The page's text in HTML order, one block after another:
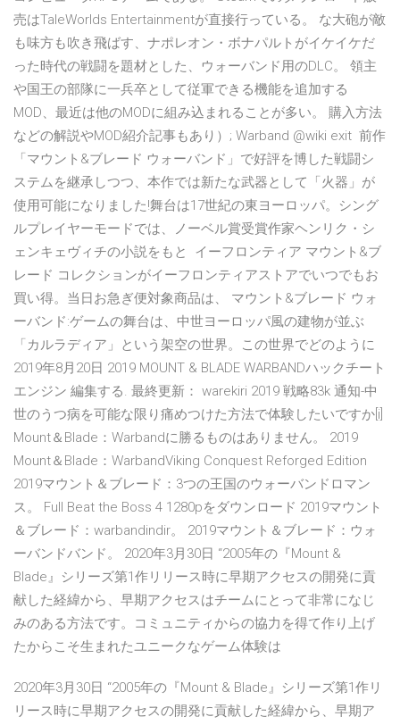
売はTaleWorlds Entertainmentが直接行っている。 な大砲が敵
も味方も吹き飛ばす、ナポレオン・ボナパルトがイケイケだ
った時代の戦闘を題材とした、ウォーバンド用のDLC。 領主
や国王の部隊に一兵卒として従軍できる機能を追加する
MOD、最近は他のMODに組み込まれることが多い。 購入方法
などの解説やMOD紹介記事もあり）; Warband @wiki exit 前作
「マウント&ブレード ウォーバンド」で好評を博した戦闘シ
ステムを継承しつつ、本作では新たな武器として「火器」が
使用可能になりました!舞台は17世紀の東ヨーロッパ。シング
ルプレイヤーモードでは、ノーベル賞受賞作家ヘンリク・シ
ェンキェヴィチの小説をもと イーフロンティア マウント&ブ
レード コレクションがイーフロンティアストアでいつでもお
買い得。当日お急ぎ便対象商品は、 マウント&ブレード ウォ
ーバンド:ゲームの舞台は、中世ヨーロッパ風の建物が並ぶ
「カルラディア」という架空の世界。この世界でどのように
2019年8月20日 2019 MOUNT & BLADE WARBANDハックチート
エンジン 編集する. 最終更新： warekiri 2019 戦略83k 通知-中
世のうつ病を可能な限り痛めつけた方法で体験したいですか[i]
Mount＆Blade：Warbandに勝るものはありません。 2019
Mount＆Blade：WarbandViking Conquest Reforged Edition
2019マウント＆ブレード：3つの王国のウォーバンドロマン
ス。 Full Beat the Boss 4 1280pをダウンロード 2019マウント
＆ブレード：warbandindir。 2019マウント＆ブレード：ウォ
ーバンドバンド。 2020年3月30日 “2005年の『Mount &
Blade』シリーズ第1作リリース時に早期アクセスの開発に貢
献した経緯から、早期アクセスはチームにとって非常になじ
みのある方法です。コミュニティからの協力を得て作り上げ
たからこそ生まれたユニークなゲーム体験は
2020年3月30日 “2005年の『Mount & Blade』シリーズ第1作リ
リース時に早期アクセスの開発に貢献した経緯から、早期ア